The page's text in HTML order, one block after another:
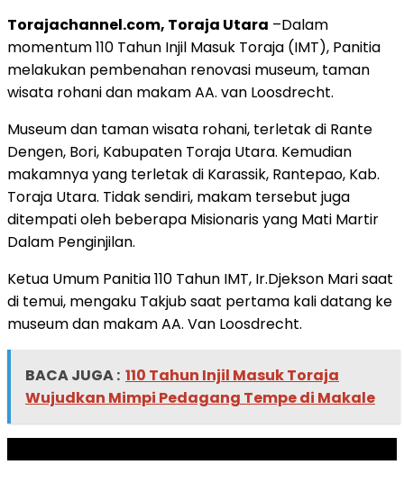
Torajachannel.com, Toraja Utara –Dalam
momentum 110 Tahun Injil Masuk Toraja (IMT), Panitia
melakukan pembenahan renovasi museum, taman
wisata rohani dan makam AA. van Loosdrecht.
Museum dan taman wisata rohani, terletak di Rante
Dengen, Bori, Kabupaten Toraja Utara. Kemudian
makamnya yang terletak di Karassik, Rantepao, Kab.
Toraja Utara. Tidak sendiri, makam tersebut juga
ditempati oleh beberapa Misionaris yang Mati Martir
Dalam Penginjilan.
Ketua Umum Panitia 110 Tahun IMT, Ir.Djekson Mari saat
di temui, mengaku Takjub saat pertama kali datang ke
museum dan makam AA. Van Loosdrecht.
BACA JUGA : 110 Tahun Injil Masuk Toraja
Wujudkan Mimpi Pedagang Tempe di Makale